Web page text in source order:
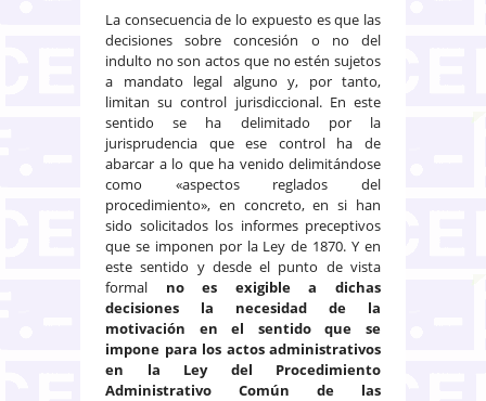
La consecuencia de lo expuesto es que las
decisiones sobre concesión o no del
indulto no son actos que no estén sujetos
a mandato legal alguno y, por tanto,
limitan su control jurisdiccional. En este
sentido se ha delimitado por la
jurisprudencia que ese control ha de
abarcar a lo que ha venido delimitándose
como «aspectos reglados del
procedimiento», en concreto, en si han
sido solicitados los informes preceptivos
que se imponen por la Ley de 1870. Y en
este sentido y desde el punto de vista
formal no es exigible a dichas
decisiones la necesidad de la
motivación en el sentido que se
impone para los actos administrativos
en la Ley del Procedimiento
Administrativo Común de las